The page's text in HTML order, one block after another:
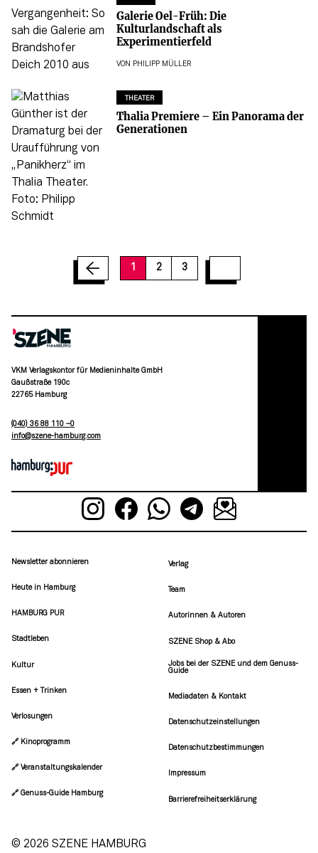
Galerie Oel-Früh: Die
Kulturlandschaft als
Experimentierfeld
VON PHILIPP MÜLLER
THEATER
Thalia Premiere – Ein Panorama der
Generationen
1 2 3
VKM Verlagskontor für Medieninhalte GmbH
Gaußstraße 190c
22765 Hamburg
(040) 36 88 110 –0
moc.grubmah-enezs@ofni
Newsletter abonnieren
Heute in Hamburg
HAMBURG PUR
Stadtleben
Kultur
Essen + Trinken
Verlosungen
🔗 Kinoprogramm
🔗 Veranstaltungskalender
🔗 Genuss-Guide Hamburg
Verlag
Team
Autorinnen & Autoren
SZENE Shop & Abo
Jobs bei der SZENE und dem Genuss-
Guide
Mediadaten & Kontakt
Datenschutzeinstellungen
Datenschutzbestimmungen
Impressum
Barrierefreiheitserklärung
© 2026 SZENE HAMBURG